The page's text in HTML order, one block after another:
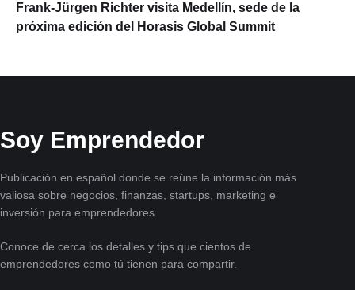
Frank-Jürgen Richter visita Medellín, sede de la
próxima edición del Horasis Global Summit
Soy Emprendedor
Publicación en español donde se reúne la información más
valiosa sobre negocios, finanzas, startups, marketing e
inversión para emprendedores.
Conoce de cerca los detalles y tips que cientos de
emprendedores como tú tienen para compartir.